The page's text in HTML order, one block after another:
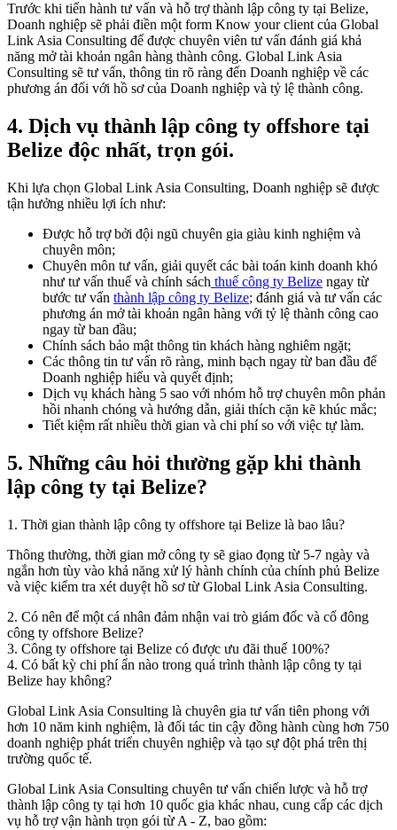
Trước khi tiến hành tư vấn và hỗ trợ thành lập công ty tại Belize,
Doanh nghiệp sẽ phải điền một form Know your client của Global
Link Asia Consulting để được chuyên viên tư vấn đánh giá khả
năng mở tài khoản ngân hàng thành công. Global Link Asia
Consulting sẽ tư vấn, thông tin rõ ràng đến Doanh nghiệp về các
phương án đối với hồ sơ của Doanh nghiệp và tỷ lệ thành công.
4. Dịch vụ thành lập công ty offshore tại
Belize độc nhất, trọn gói.
Khi lựa chọn Global Link Asia Consulting, Doanh nghiệp sẽ được
tận hưởng nhiều lợi ích như:
Được hỗ trợ bởi đội ngũ chuyên gia giàu kinh nghiệm và
chuyên môn;
Chuyên môn tư vấn, giải quyết các bài toán kinh doanh khó
như tư vấn thuế và chính sách thuế công ty Belize ngay từ
bước tư vấn thành lập công ty Belize; đánh giá và tư vấn các
phương án mở tài khoản ngân hàng với tỷ lệ thành công cao
ngay từ ban đầu;
Chính sách bảo mật thông tin khách hàng nghiêm ngặt;
Các thông tin tư vấn rõ ràng, minh bạch ngay từ ban đầu để
Doanh nghiệp hiểu và quyết định;
Dịch vụ khách hàng 5 sao với nhóm hỗ trợ chuyên môn phản
hồi nhanh chóng và hướng dẫn, giải thích cặn kẽ khúc mắc;
Tiết kiệm rất nhiều thời gian và chi phí so với việc tự làm.
5. Những câu hỏi thường gặp khi thành
lập công ty tại Belize?
1. Thời gian thành lập công ty offshore tại Belize là bao lâu?
Thông thường, thời gian mở công ty sẽ giao đọng từ 5-7 ngày và
ngắn hơn tùy vào khả năng xử lý hành chính của chính phủ Belize
và việc kiểm tra xét duyệt hồ sơ từ Global Link Asia Consulting.
2. Có nên để một cá nhân đảm nhận vai trò giám đốc và cổ đông
công ty offshore Belize?
3. Công ty offshore tại Belize có được ưu đãi thuế 100%?
4. Có bất kỳ chi phí ẩn nào trong quá trình thành lập công ty tại
Belize hay không?
Global Link Asia Consulting là chuyên gia tư vấn tiên phong với
hơn 10 năm kinh nghiệm, là đối tác tin cậy đồng hành cùng hơn 750
doanh nghiệp phát triển chuyên nghiệp và tạo sự đột phá trên thị
trường quốc tế.
Global Link Asia Consulting chuyên tư vấn chiến lược và hỗ trợ
thành lập công ty tại hơn 10 quốc gia khác nhau, cung cấp các dịch
vụ hỗ trợ vận hành trọn gói từ A - Z, bao gồm: